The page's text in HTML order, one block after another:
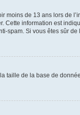
moins de 13 ans lors de
information est
spam. Si vous êtes sûr
taille de la base de